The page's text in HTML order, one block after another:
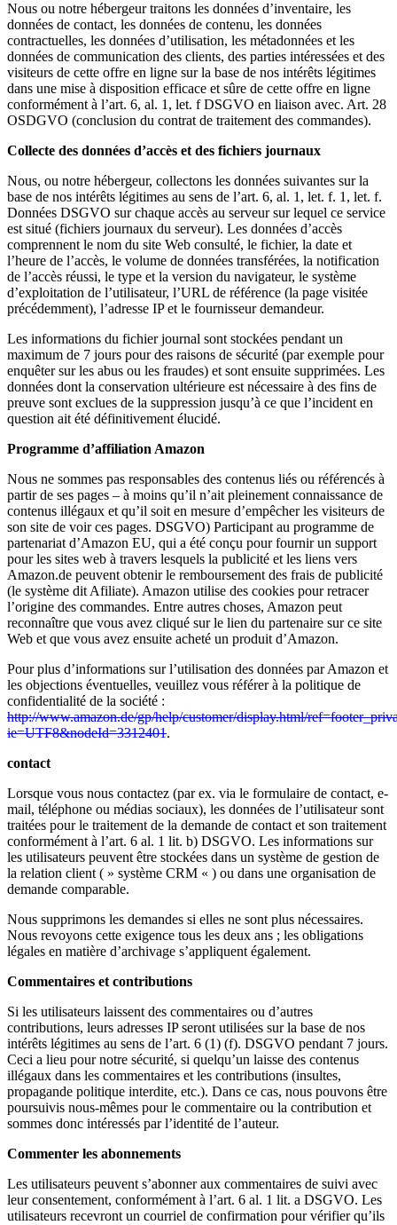
Nous ou notre hébergeur traitons les données d’inventaire, les
données de contact, les données de contenu, les données
contractuelles, les données d’utilisation, les métadonnées et les
données de communication des clients, des parties intéressées et des
visiteurs de cette offre en ligne sur la base de nos intérêts légitimes
dans une mise à disposition efficace et sûre de cette offre en ligne
conformément à l’art. 6, al. 1, let. f DSGVO en liaison avec. Art. 28
OSDGVO (conclusion du contrat de traitement des commandes).
Collecte des données d’accès et des fichiers journaux
Nous, ou notre hébergeur, collectons les données suivantes sur la
base de nos intérêts légitimes au sens de l’art. 6, al. 1, let. f. 1, let. f.
Données DSGVO sur chaque accès au serveur sur lequel ce service
est situé (fichiers journaux du serveur). Les données d’accès
comprennent le nom du site Web consulté, le fichier, la date et
l’heure de l’accès, le volume de données transférées, la notification
de l’accès réussi, le type et la version du navigateur, le système
d’exploitation de l’utilisateur, l’URL de référence (la page visitée
précédemment), l’adresse IP et le fournisseur demandeur.
Les informations du fichier journal sont stockées pendant un
maximum de 7 jours pour des raisons de sécurité (par exemple pour
enquêter sur les abus ou les fraudes) et sont ensuite supprimées. Les
données dont la conservation ultérieure est nécessaire à des fins de
preuve sont exclues de la suppression jusqu’à ce que l’incident en
question ait été définitivement élucidé.
Programme d’affiliation Amazon
Nous ne sommes pas responsables des contenus liés ou référencés à
partir de ses pages – à moins qu’il n’ait pleinement connaissance de
contenus illégaux et qu’il soit en mesure d’empêcher les visiteurs de
son site de voir ces pages. DSGVO) Participant au programme de
partenariat d’Amazon EU, qui a été conçu pour fournir un support
pour les sites web à travers lesquels la publicité et les liens vers
Amazon.de peuvent obtenir le remboursement des frais de publicité
(le système dit Afiliate). Amazon utilise des cookies pour retracer
l’origine des commandes. Entre autres choses, Amazon peut
reconnaître que vous avez cliqué sur le lien du partenaire sur ce site
Web et que vous avez ensuite acheté un produit d’Amazon.
Pour plus d’informations sur l’utilisation des données par Amazon et
les objections éventuelles, veuillez vous référer à la politique de
confidentialité de la société :
http://www.amazon.de/gp/help/customer/display.html/
ie=UTF8&nodeId=3312401.
contact
Lorsque vous nous contactez (par ex. via le formulaire de contact, e-
mail, téléphone ou médias sociaux), les données de l’utilisateur sont
traitées pour le traitement de la demande de contact et son traitement
conformément à l’art. 6 al. 1 lit. b) DSGVO. Les informations sur
les utilisateurs peuvent être stockées dans un système de gestion de
la relation client ( » système CRM « ) ou dans une organisation de
demande comparable.
Nous supprimons les demandes si elles ne sont plus nécessaires.
Nous revoyons cette exigence tous les deux ans ; les obligations
légales en matière d’archivage s’appliquent également.
Commentaires et contributions
Si les utilisateurs laissent des commentaires ou d’autres
contributions, leurs adresses IP seront utilisées sur la base de nos
intérêts légitimes au sens de l’art. 6 (1) (f). DSGVO pendant 7 jours.
Ceci a lieu pour notre sécurité, si quelqu’un laisse des contenus
illégaux dans les commentaires et les contributions (insultes,
propagande politique interdite, etc.). Dans ce cas, nous pouvons être
poursuivis nous-mêmes pour le commentaire ou la contribution et
sommes donc intéressés par l’identité de l’auteur.
Commenter les abonnements
Les utilisateurs peuvent s’abonner aux commentaires de suivi avec
leur consentement, conformément à l’art. 6 al. 1 lit. a DSGVO. Les
utilisateurs recevront un courriel de confirmation pour vérifier qu’ils